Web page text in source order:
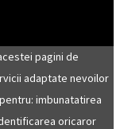
pagini de
adaptate nevoilor
imbunatatirea
oricaror